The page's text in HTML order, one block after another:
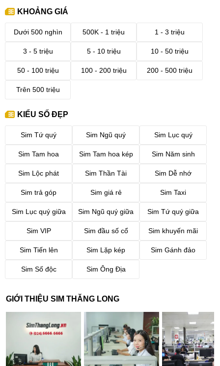
KHOẢNG GIÁ
Dưới 500 nghìn 500K - 1 triệu 1 - 3 triệu
3 - 5 triệu 5 - 10 triệu 10 - 50 triệu
50 - 100 triệu 100 - 200 triệu 200 - 500 triệu
Trên 500 triệu
KIỂU SỐ ĐẸP
Sim Tứ quý Sim Ngũ quý Sim Lục quý
Sim Tam hoa Sim Tam hoa kép Sim Năm sinh
Sim Lộc phát Sim Thần Tài Sim Dễ nhớ
Sim trả góp Sim giá rẻ Sim Taxi
Sim Lục quý giữa Sim Ngũ quý giữa Sim Tứ quý giữa
Sim VIP Sim đầu số cổ Sim khuyến mãi
Sim Tiến lên Sim Lặp kép Sim Gánh đảo
Sim Số độc Sim Ông Địa
GIỚI THIỆU SIM THĂNG LONG